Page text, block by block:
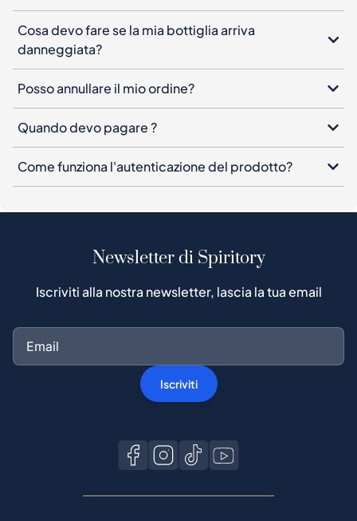
Cosa devo fare se la mia bottiglia arriva
danneggiata?
Posso annullare il mio ordine?
Quando devo pagare ?
Come funziona l'autenticazione del prodotto?
Newsletter di Spiritory
Iscriviti alla nostra newsletter, lascia la tua email
Iscriviti